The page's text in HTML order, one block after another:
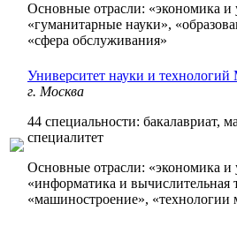
Основные отрасли: «экономика и
«гуманитарные науки»,
«сфера обслуживания»
Университет науки и
г. Москва
44 специальности: бакалавриат,
специалитет
Основные отрасли: «экономика и
«информатика и вычислительная
«машиностроение», «технологии